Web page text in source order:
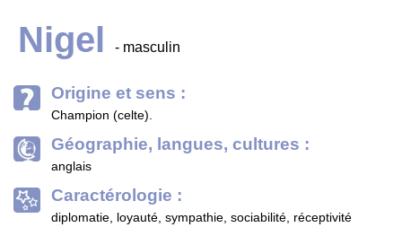
Nigel - masculin
Origine et sens :
Champion (celte).
Géographie, langues, cultures :
anglais
Caractérologie :
diplomatie, loyauté, sympathie, sociabilité, réceptivité